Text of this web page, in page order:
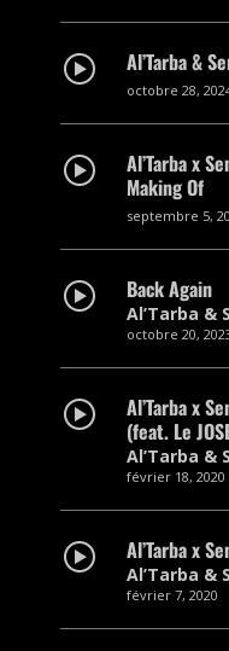
Al’Tarba &
octobre 28,
Al’Tarba x
Making Of
septembre 5,
Back Again
Al’Tarba &
octobre 20,
Al’Tarba x
(feat. Le
Al’Tarba &
février 18, 2020
Al’Tarba x
Al’Tarba &
février 7, 2020